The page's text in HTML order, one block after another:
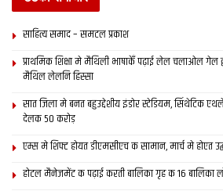
Tags: Mithilaa Women
साहित्य समाद – समटल प्रकाश
प्राथमिक शि‍क्षा मे मैथि‍ली भाषाकेँ पढ़ाई लेल चलाओल गेल
मैथिल लेलनि हिस्सा
सात जिला मे बनत बहुउद्देशीय इंडोर स्‍टेडि‍यम, सिंथेटिक
देलक 50 करोड़
एम्स मे शिफ्ट होयत डीएमसीएच क सामान, मार्च मे होएत
होटल मैनेजमेंट क पढ़ाई करती बालिका गृह क 16 बालिका